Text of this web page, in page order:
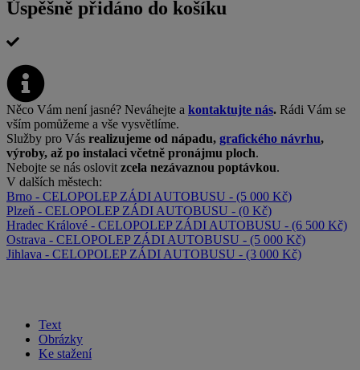
Úspěšně přidáno do košíku
Něco Vám není jasné? Neváhejte a kontaktujte nás. Rádi Vám se
vším pomůžeme a vše vysvětlíme.
Služby pro Vás realizujeme od nápadu, grafického návrhu,
výroby, až po instalaci včetně pronájmu ploch.
Nebojte se nás oslovit zcela nezávaznou poptávkou.
V dalších městech:
Brno - CELOPOLEP ZÁDI AUTOBUSU - (5 000 Kč)
Plzeň - CELOPOLEP ZÁDI AUTOBUSU - (0 Kč)
Hradec Králové - CELOPOLEP ZÁDI AUTOBUSU - (6 500 Kč)
Ostrava - CELOPOLEP ZÁDI AUTOBUSU - (5 000 Kč)
Jihlava - CELOPOLEP ZÁDI AUTOBUSU - (3 000 Kč)
Text
Obrázky
Ke stažení